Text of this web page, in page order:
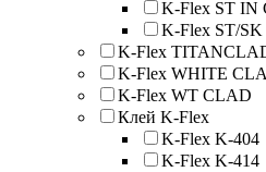
K-Flex ST IN
K-Flex ST/SK
K-Flex
K-Flex WHITE
K-Flex WT CLAD
Клей K-Flex
K-Flex K-404
K-Flex K-414